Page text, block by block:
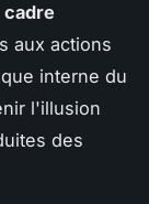
cadre
aux actions
interne du
l'illusion
des